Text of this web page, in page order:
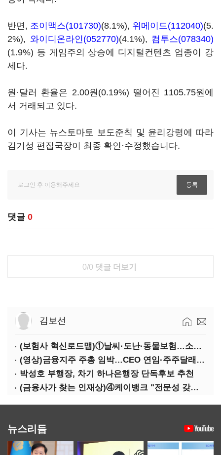
반면, 조이맥스(101730)(8.1%), 위메이드(112040)(5.
2%), 와이디온라인(052770)(4.1%), 컴투스(078340)
(1.9%) 등 게임주의 상승에 디지털컨텐츠 업종이 강
세다.
원·달러 환율은 2.00원(0.19%) 떨어진 1105.75원에
서 거래되고 있다.
이 기사는 뉴스토마토 보도준칙 및 윤리강령에 따라
김기성 편집국장이 최종 확인·수정했습니다.
댓글 0
0/0 댓글 더보기
김보선
(보험사 혁신로드맵)①날씨·도난·동물보험…소액단기보험사 설립 추진
(영상)금융지주 주총 임박…CEO 연임·주주달래기 화두로
박성호 부행장, 차기 하나은행장 단독후보 추천
(금융사가 찾는 인재상)④케이뱅크 "전문성 갖고 협업 능숙한지 살필것"
뉴스리듬